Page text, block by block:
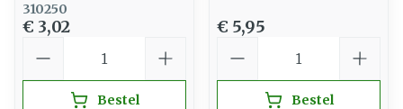
310250
€ 3,02
Bestel
€ 5,95
Bestel